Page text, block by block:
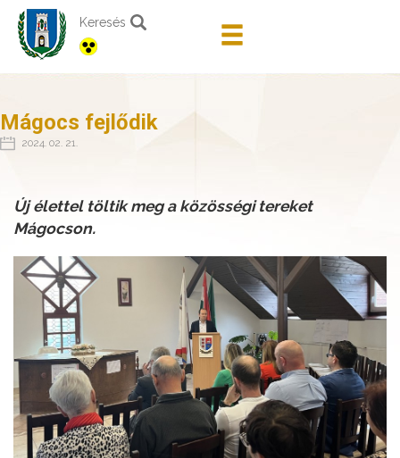
Keresés
Mágocs fejlődik
2024. 02. 21.
Új élettel töltik meg a közösségi tereket
Mágocson.